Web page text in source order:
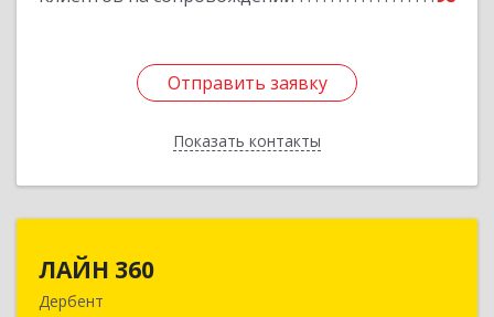
Отправить заявку
Показать контакты
Отправить заявку
Назад
ЛАЙН 360
Дербент
368600, Дагестан Респ, Дербент г, Ю.Гагарина